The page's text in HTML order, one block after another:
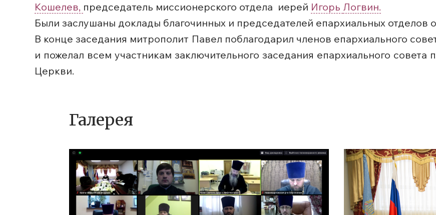
Кошелев, председатель миссионерского отдела иерей Игорь Логвин.
Были заслушаны доклады благочинных и председателей епархиальных отделов
В конце заседания митрополит Павел поблагодарил членов епархиального
и пожелал всем участникам заключительного заседания епархиального
Церкви.
Галерея